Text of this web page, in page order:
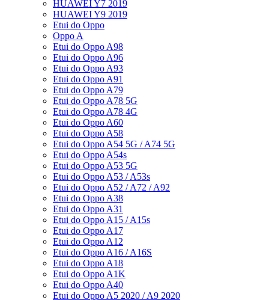
HUAWEI Y7 2019
HUAWEI Y9 2019
Etui do Oppo
Oppo A
Etui do Oppo A98
Etui do Oppo A96
Etui do Oppo A93
Etui do Oppo A91
Etui do Oppo A79
Etui do Oppo A78 5G
Etui do Oppo A78 4G
Etui do Oppo A60
Etui do Oppo A58
Etui do Oppo A54 5G / A74 5G
Etui do Oppo A54s
Etui do Oppo A53 5G
Etui do Oppo A53 / A53s
Etui do Oppo A52 / A72 / A92
Etui do Oppo A38
Etui do Oppo A31
Etui do Oppo A15 / A15s
Etui do Oppo A17
Etui do Oppo A12
Etui do Oppo A16 / A16S
Etui do Oppo A18
Etui do Oppo A1K
Etui do Oppo A40
Etui do Oppo A5 2020 / A9 2020